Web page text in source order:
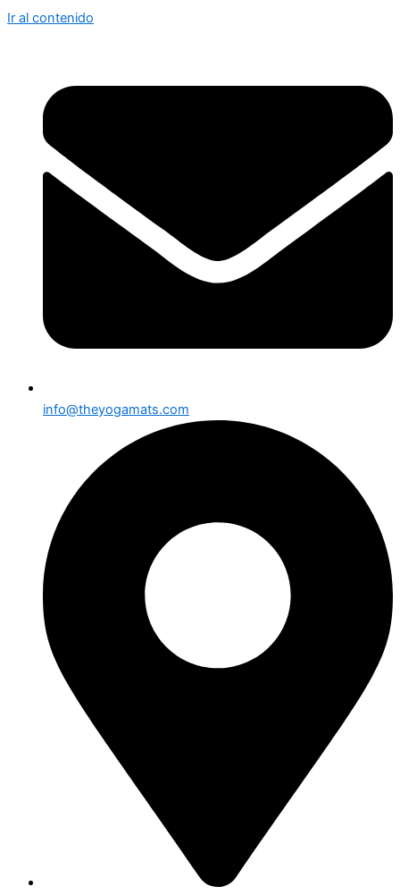
Ir al contenido
info@theyogamats.com